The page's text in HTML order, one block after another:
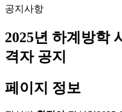
공지사항
2025년 하계방학
격자 공지
페이지 정보